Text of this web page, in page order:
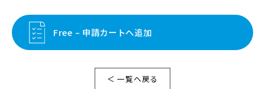
Free – 申請カートへ追加
＜ 一覧へ戻る